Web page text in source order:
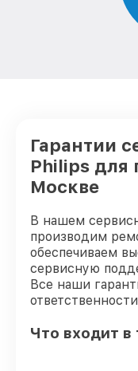
Гарантии
Philips для
Москве
В нашем
производим
обеспечиваем
сервисную
Все наши
Что входит в